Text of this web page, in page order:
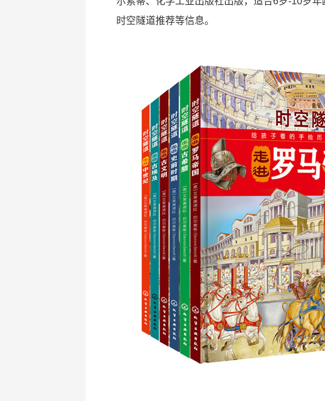
时空隧道推荐等信息。